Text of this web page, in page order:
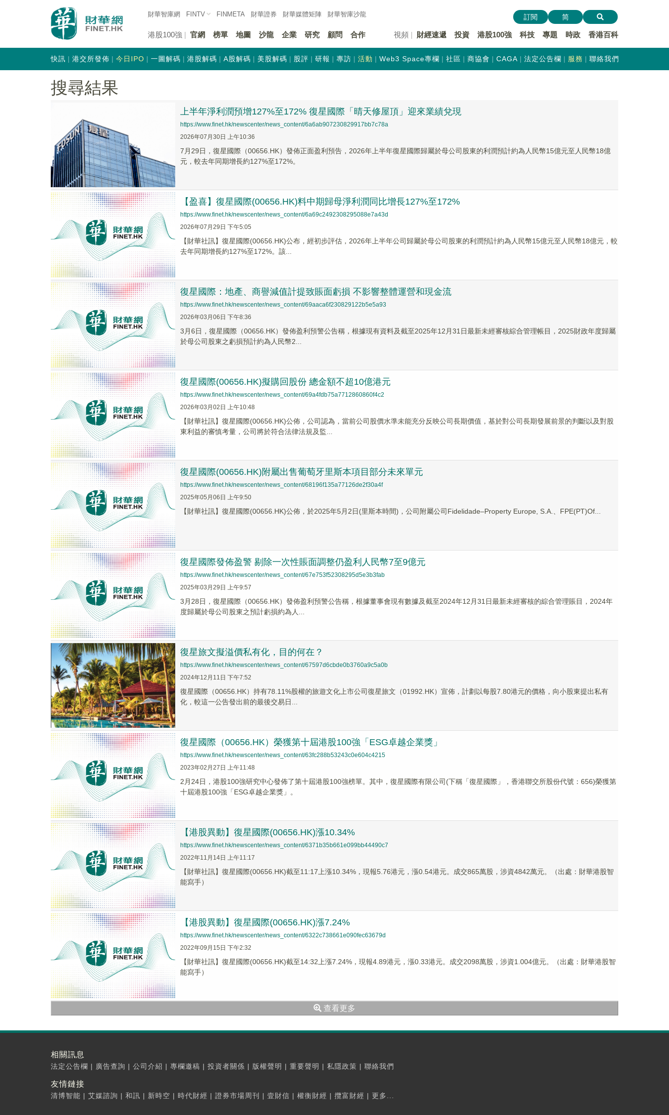
財華智庫網 FINTV FINMETA 財華證券 財華媒體矩陣 財華智庫沙龍
港股100強 官網 榜單 地圖 沙龍 企業 研究 顧問 合作 視頻 財經速遞 投資 港股100強 科技 專題 時政 香港百科
訂閱 简
快訊 港交所發佈 今日IPO 一圖解碼 港股解碼 A股解碼 美股解碼 股評 研報 專訪 活動 Web3 Space專欄 社區 商協會 CAGA 法定公告欄 服務 聯絡我們
搜尋結果
上半年淨利潤預增127%至172% 復星國際「晴天修屋頂」迎來業績兌現
https://www.finet.hk/newscenter/news_content/6a6ab907230829917bb7c78a
2026年07月30日 上午10:36
7月29日，復星國際（00656.HK）發佈正面盈利預告，2026年上半年復星國際歸屬於母公司股東的利潤預計約為人民幣15億元至人民幣18億
元，較去年同期增長約127%至172%。
【盈喜】復星國際(00656.HK)料中期歸母淨利潤同比增長127%至172%
https://www.finet.hk/newscenter/news_content/6a69c2492308295088e7a43d
2026年07月29日 下午5:05
【財華社訊】復星國際(00656.HK)公布，經初步評估，2026年上半年公司歸屬於母公司股東的利潤預計約為人民幣15億元至人民幣18億元，較
去年同期增長約127%至172%。該...
復星國際：地產、商譽減值計提致賬面虧損 不影響整體運營和現金流
https://www.finet.hk/newscenter/news_content/69aaca6f230829122b5e5a93
2026年03月06日 下午8:36
3月6日，復星國際（00656.HK）發佈盈利預警公告稱，根據現有資料及截至2025年12月31日最新未經審核綜合管理帳目，2025財政年度歸屬
於母公司股東之虧損預計約為人民幣2...
復星國際(00656.HK)擬購回股份 總金額不超10億港元
https://www.finet.hk/newscenter/news_content/69a4fdb75a7712860860f4c2
2026年03月02日 上午10:48
​【財華社訊】復星國際(00656.HK)公佈，公司認為，當前公司股價水準未能充分反映公司長期價值，基於對公司長期發展前景的判斷以及對股
東利益的審慎考量，公司將於符合法律法規及監...
復星國際(00656.HK)附屬出售葡萄牙里斯本項目部分未來單元
https://www.finet.hk/newscenter/news_content/68196f135a77126de2f30a4f
2025年05月06日 上午9:50
【財華社訊】復星國際(00656.HK)公佈，於2025年5月2日(里斯本時間)，公司附屬公司Fidelidade–Property Europe, S.A.、FPE(PT)Of...
復星國際發佈盈警 剔除一次性賬面調整仍盈利人民幣7至9億元
https://www.finet.hk/newscenter/news_content/67e753f52308295d5e3b3fab
2025年03月29日 上午9:57
3月28日，復星國際（00656.HK）發佈盈利預警公告稱，根據董事會現有數據及截至2024年12月31日最新未經審核的綜合管理賬目，2024年
度歸屬於母公司股東之預計虧損約為人...
復星旅文擬溢價私有化，目的何在？
https://www.finet.hk/newscenter/news_content/67597d6cbde0b3760a9c5a0b
2024年12月11日 下午7:52
復星國際（00656.HK）持有78.11%股權的旅遊文化上市公司復星旅文（01992.HK）宣佈，計劃以每股7.80港元的價格，向小股東提出私有
化，較這一公告發出前的最後交易日...
復星國際（00656.HK）榮獲第十屆港股100強「ESG卓越企業獎」
https://www.finet.hk/newscenter/news_content/63fc288b53243c0e604c4215
2023年02月27日 上午11:48
2月24日，港股100強研究中心發佈了第十屆港股100強榜單。其中，復星國際有限公司(下稱「復星國際」，香港聯交所股份代號：656)榮獲第
十屆港股100強「ESG卓越企業獎」。
【港股異動】復星國際(00656.HK)漲10.34%
https://www.finet.hk/newscenter/news_content/6371b35b661e099bb44490c7
2022年11月14日 上午11:17
【財華社訊】復星國際(00656.HK)截至11:17上漲10.34%，現報5.76港元，漲0.54港元。成交865萬股，涉資4842萬元。（出處：財華港股智
能寫手）
【港股異動】復星國際(00656.HK)漲7.24%
https://www.finet.hk/newscenter/news_content/6322c738661e090fec63679d
2022年09月15日 下午2:32
【財華社訊】復星國際(00656.HK)截至14:32上漲7.24%，現報4.89港元，漲0.33港元。成交2098萬股，涉資1.004億元。（出處：財華港股智
能寫手）
查看更多
相關訊息
法定公告欄 | 廣告查詢 | 公司介紹 | 專欄邀稿 | 投資者關係 | 版權聲明 | 重要聲明 | 私隱政策 | 聯絡我們
友情鏈接
清博智能 | 艾媒諮詢 | 和訊 | 新時空 | 時代財經 | 證券市場周刊 | 壹財信 | 權衡財經 | 攬富財經 | 更多...